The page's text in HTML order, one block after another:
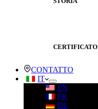
CERTIFICATO
CONTATTO
IT
EN
FR
DE